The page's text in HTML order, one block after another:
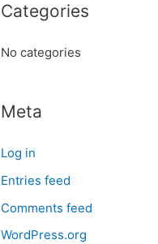
rCategories
No categories
Meta
Log in
Entries feed
Comments feed
WordPress.org